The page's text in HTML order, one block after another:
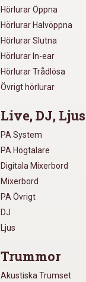
Hörlurar Öppna
Hörlurar Halvöppna
Hörlurar Slutna
Hörlurar In-ear
Hörlurar Trådlösa
Övrigt hörlurar
Live, DJ, Ljus
PA System
PA Högtalare
Digitala Mixerbord
Mixerbord
PA Övrigt
DJ
Ljus
Trummor
Akustiska Trumset